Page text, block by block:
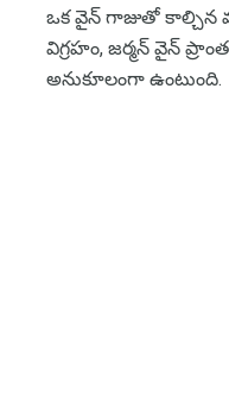
ఒక వైన్ గాజుతో కాల్చిన
విగ్రహం, జర్మన్ వైన్
అనుకూలంగా ఉంటుంది.